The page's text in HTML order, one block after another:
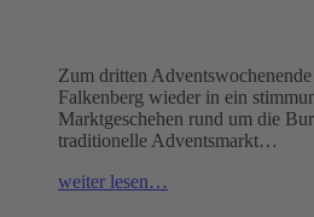
Zum dritten
Falkenberg wieder in ein
Marktgeschehen rund um die
traditionelle Adventsmarkt…
weiter lesen…